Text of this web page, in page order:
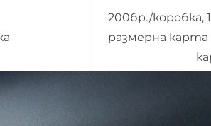
200бр./коробка,
размерна карта